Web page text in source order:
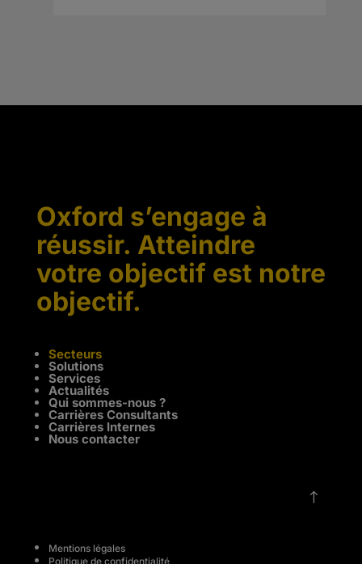
Oxford s’engage à
réussir. Atteindre
votre objectif est notre
objectif.
Secteurs
Solutions
Services
Actualités
Qui sommes-nous ?
Carrières Consultants
Carrières Internes
Nous contacter
!
Mentions légales
Politique de confidentialité